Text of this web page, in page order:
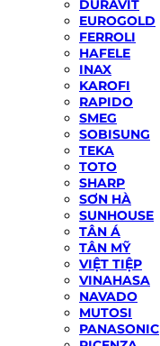
DURAVIT
EUROGOLD
FERROLI
HAFELE
INAX
KAROFI
RAPIDO
SMEG
SOBISUNG
TEKA
TOTO
SHARP
SƠN HÀ
SUNHOUSE
TÂN Á
TÂN MỸ
VIỆT TIỆP
VINAHASA
NAVADO
MUTOSI
PANASONIC